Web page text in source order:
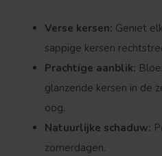
Verse kersen: Geniet
sappige kersen
Prachtige aanblik:
glanzende kersen in de
oog.
Natuurlijke schaduw:
zomerdagen.